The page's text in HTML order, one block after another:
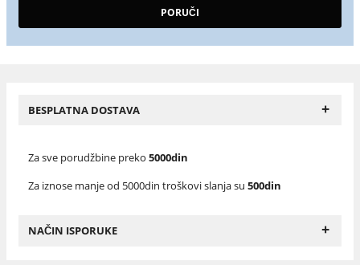
BESPLATNA DOSTAVA +
Za sve porudžbine preko 5000din
Za iznose manje od 5000din troškovi slanja su 500din
NAČIN ISPORUKE +